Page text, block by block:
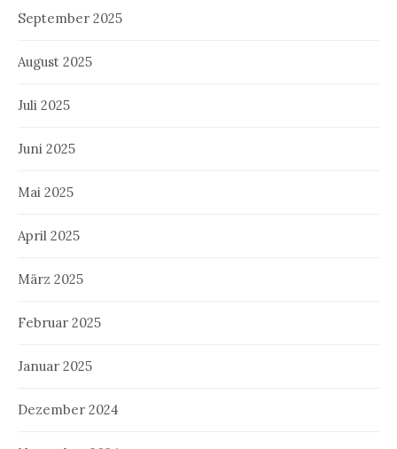
September 2025
August 2025
Juli 2025
Juni 2025
Mai 2025
April 2025
März 2025
Februar 2025
Januar 2025
Dezember 2024